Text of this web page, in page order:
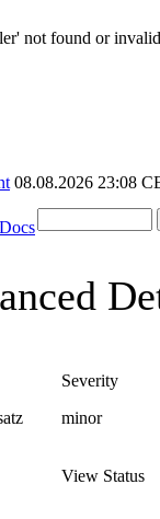
not found or
08.08.2026 23:08
Docs
Severity
minor
View Status